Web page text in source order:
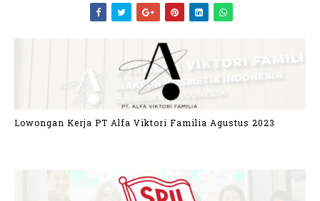
Lowongan Kerja PT Alfa Viktori Familia Agustus 2023